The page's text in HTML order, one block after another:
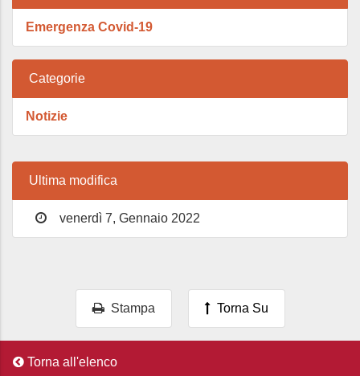
Emergenza Covid-19
Categorie
Notizie
Ultima modifica
venerdì 7, Gennaio 2022
Stampa Torna Su
Torna all'elenco